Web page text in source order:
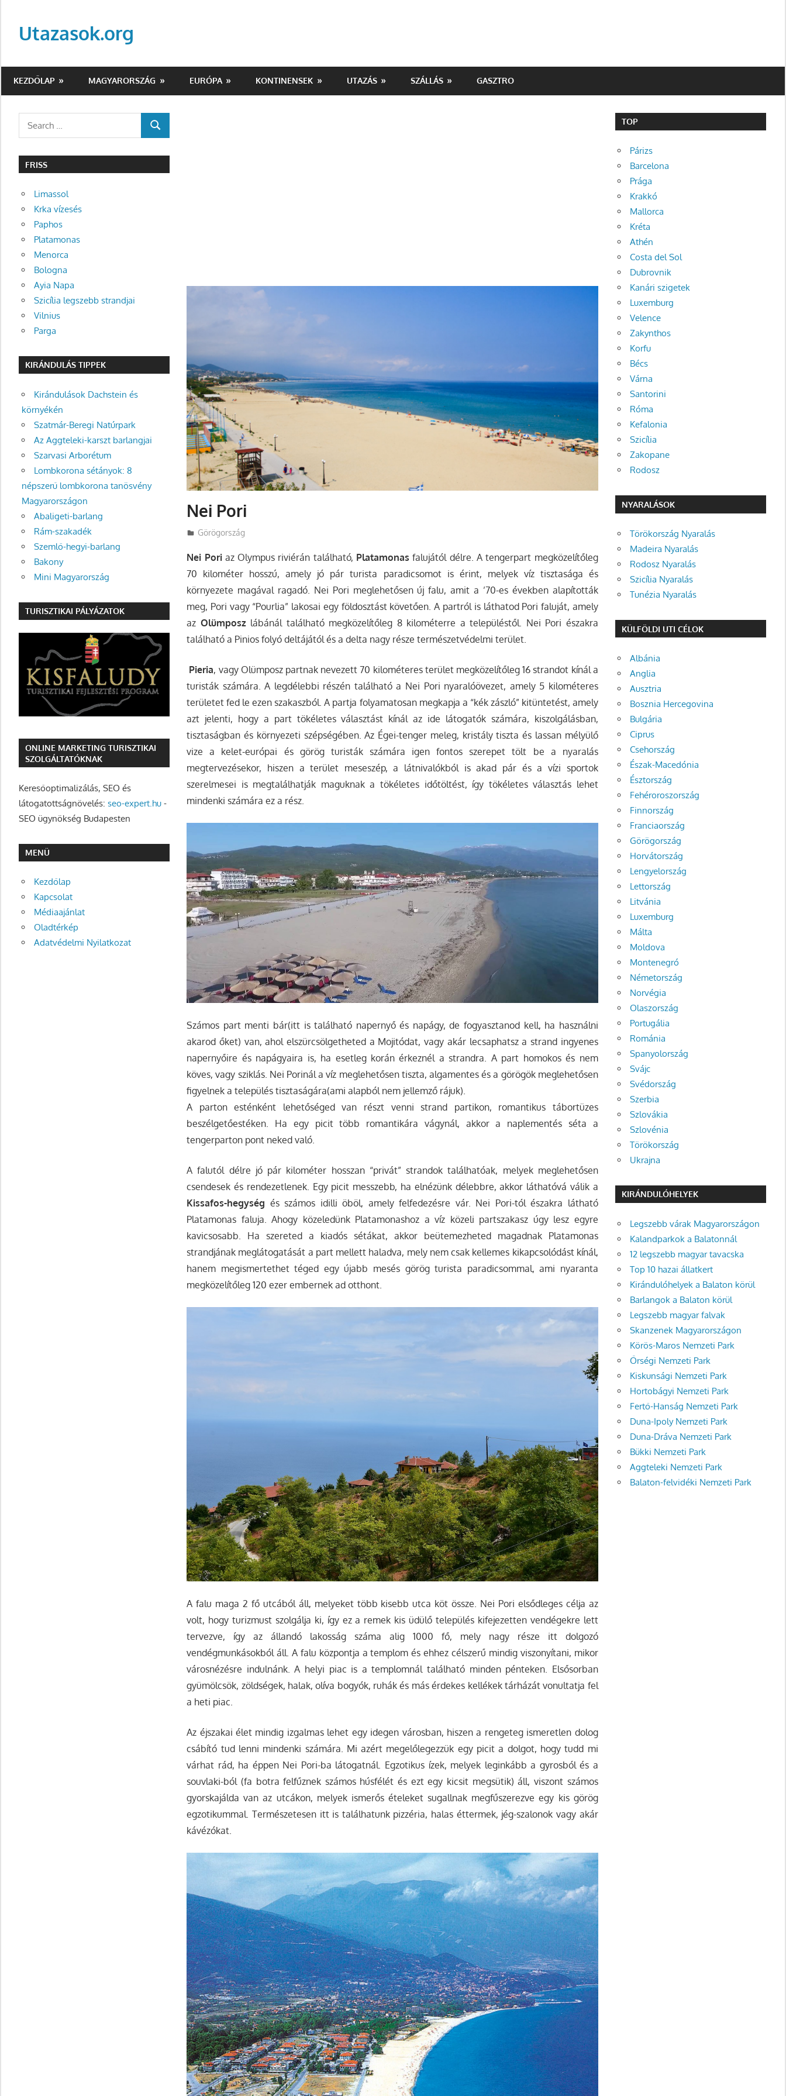
contentUtazasok.org
KEZDŐLAP MAGYARORSZÁG EURÓPA KONTINENSEK UTAZÁS SZÁLLÁS GASZTRO
Nei Pori
Utazasok.org
Görögország
Nei Poriaz Olympus riviérán található, Platamonas falujától délre. A tengerpart megközelítőleg
70 kilométer hosszú, amely jó pár turista paradicsomot is érint, melyek víz tisztasága és
környezete magával ragadó. Nei Pori meglehetősen új falu, amit a ’70-es években alapították
meg, Pori vagy “Pourlia” lakosai egy földosztást követően. A partról is láthatod Pori faluját, amely
az Olümposzlábánál található megközelítőleg 8 kilométerre a településtől. Nei Pori északra
található a Pinios folyó deltájától és a delta nagy része természetvédelmi terület.
Pieria, vagy Olümposz partnak nevezett 70 kilométeres terület megközelítőleg 16 strandot kínál a
turisták számára. A legdélebbi részén található a Nei Pori nyaralóövezet, amely 5 kilométeres
területet fed le ezen szakaszból. A partja folyamatosan megkapja a “kék zászló” kitüntetést, amely
azt jelenti, hogy a part tökéletes választást kínál az ide látogatók számára, kiszolgálásban,
tisztaságban és környezeti szépségében. Az Égei-tenger meleg, kristály tiszta és lassan mélyülő
vize a kelet-európai és görög turisták számára igen fontos szerepet tölt be a nyaralás
megtervezésekor, hiszen a terület meseszép, a látnivalókból is akad pár és a vízi sportok
szerelmesei is megtalálhatják maguknak a tökéletes időtöltést, így tökéletes választás lehet
mindenki számára ez a rész.
Számos part menti bár(itt is található napernyő és napágy, de fogyasztanod kell, ha használni
akarod őket) van, ahol elszürcsölgetheted a Mojitódat, vagy akár lecsaphatsz a strand ingyenes
napernyőire és napágyaira is, ha esetleg korán érkeznél a strandra. A part homokos és nem
köves, vagy sziklás. Nei Porinál a víz meglehetősen tiszta, algamentes és a görögök meglehetősen
figyelnek a település tisztaságára(ami alapból nem jellemző rájuk).
A parton esténként lehetőséged van részt venni strand partikon, romantikus tábortüzes
beszélgetőestéken. Ha egy picit több romantikára vágynál, akkor a naplementés séta a
tengerparton pont neked való.
A falutól délre jó pár kilométer hosszan “privát” strandok találhatóak, melyek meglehetősen
csendesek és rendezetlenek. Egy picit messzebb, ha elnézünk délebbre, akkor láthatóvá válik a
Kissafos-hegység és számos idilli öböl, amely felfedezésre vár. Nei Pori-tól északra látható
Platamonas faluja. Ahogy közeledünk Platamonashoz a víz közeli partszakasz úgy lesz egyre
kavicsosabb. Ha szereted a kiadós sétákat, akkor beütemezheted magadnak Platamonas
strandjának meglátogatását a part mellett haladva, mely nem csak kellemes kikapcsolódást kínál,
hanem megismertethet téged egy újabb mesés görög turista paradicsommal, ami nyaranta
megközelítőleg 120 ezer embernek ad otthont.
A falu maga 2 fő utcából áll, melyeket több kisebb utca köt össze. Nei Pori elsődleges célja az
volt, hogy turizmust szolgálja ki, így ez a remek kis üdülő település kifejezetten vendégekre lett
tervezve, így az állandó lakosság száma alig 1000 fő, mely nagy része itt dolgozó
vendégmunkásokból áll. A falu központja a templom és ehhez célszerű mindig viszonyítani, mikor
városnézésre indulnánk. A helyi piac is a templomnál található minden pénteken. Elsősorban
gyümölcsök, zöldségek, halak, olíva bogyók, ruhák és más érdekes kellékek tárházát vonultatja fel
a heti piac.
Az éjszakai élet mindig izgalmas lehet egy idegen városban, hiszen a rengeteg ismeretlen dolog
csábító tud lenni mindenki számára. Mi azért megelőlegezzük egy picit a dolgot, hogy tudd mi
várhat rád, ha éppen Nei Pori-ba látogatnál. Egzotikus ízek, melyek leginkább a gyrosból és a
souvlaki-ból (fa botra felfűznek számos húsfélét és ezt egy kicsit megsütik) áll, viszont számos
gyorskajálda van az utcákon, melyek ismerős ételeket sugallnak megfűszerezve egy kis görög
egzotikummal. Természetesen itt is találhatunk pizzéria, halas éttermek, jég-szalonok vagy akár
kávézókat.
SEARCH
FRISS
Limassol
Krka vízesés
Paphos
Platamonas
Menorca
Bologna
Ayia Napa
Szicília legszebb strandjai
Vilnius
Parga
KIRÁNDULÁS TIPPEK
Kirándulások Dachstein és
környékén
Szatmár-Beregi Natúrpark
Az Aggteleki-karszt barlangjai
Szarvasi Arborétum
Lombkorona sétányok: 8
népszerű lombkorona tanösvény
Magyarországon
Abaligeti-barlang
Rám-szakadék
Szemlő-hegyi-barlang
Bakony
Mini Magyarország
TURISZTIKAI PÁLYÁZATOK
ONLINE MARKETING TURISZTIKAI
SZOLGÁLTATÓKNAK
Keresőoptimalizálás, SEO és
látogatottságnövelés: seo-expert.hu -
SEO ügynökség Budapesten
MENÜ
Kezdőlap
Kapcsolat
Médiaajánlat
Oladtérkép
Adatvédelmi Nyilatkozat
TOP
Párizs
Barcelona
Prága
Krakkó
Mallorca
Kréta
Athén
Costa del Sol
Dubrovnik
Kanári szigetek
Luxemburg
Velence
Zakynthos
Korfu
Bécs
Várna
Santorini
Róma
Kefalonia
Szicília
Zakopane
Rodosz
NYARALÁSOK
Törökország Nyaralás
Madeira Nyaralás
Rodosz Nyaralás
Szicília Nyaralás
Tunézia Nyaralás
KÜLFÖLDI UTI CÉLOK
Albánia
Anglia
Ausztria
Bosznia Hercegovina
Bulgária
Ciprus
Csehország
Észak-Macedónia
Észtország
Fehéroroszország
Finnország
Franciaország
Görögország
Horvátország
Lengyelország
Lettország
Litvánia
Luxemburg
Málta
Moldova
Montenegró
Németország
Norvégia
Olaszország
Portugália
Románia
Spanyolország
Svájc
Svédország
Szerbia
Szlovákia
Szlovénia
Törökország
Ukrajna
KIRÁNDULÓHELYEK
Legszebb várak Magyarországon
Kalandparkok a Balatonnál
12 legszebb magyar tavacska
Top 10 hazai állatkert
Kirándulóhelyek a Balaton körül
Barlangok a Balaton körül
Legszebb magyar falvak
Skanzenek Magyarországon
Körös-Maros Nemzeti Park
Őrségi Nemzeti Park
Kiskunsági Nemzeti Park
Hortobágyi Nemzeti Park
Fertő-Hanság Nemzeti Park
Duna-Ipoly Nemzeti Park
Duna-Dráva Nemzeti Park
Bükki Nemzeti Park
Aggteleki Nemzeti Park
Balaton-felvidéki Nemzeti Park